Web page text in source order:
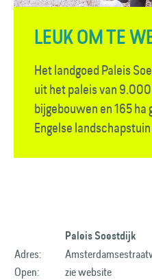
LEUK OM TE
Het landgoed Paleis
uit het paleis van
bijgebouwen en 165 ha
Engelse landschapstuin
Paleis Soestdijk
Adres:
Open:
zie website